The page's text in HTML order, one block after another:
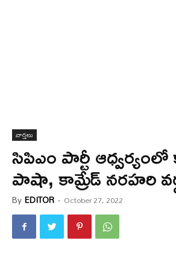
వార్త‌లు
సిపిఎం పార్టీ
పాషా, కామ్రేడ్ నరహరి
ByEDITOR - October 27, 2022